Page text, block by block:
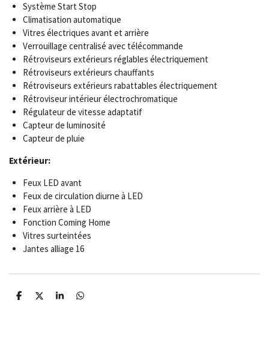
Système Start Stop
Climatisation automatique
Vitres électriques avant et arrière
Verrouillage centralisé avec télécommande
Rétroviseurs extérieurs réglables électriquement
Rétroviseurs extérieurs chauffants
Rétroviseurs extérieurs rabattables électriquement
Rétroviseur intérieur électrochromatique
Régulateur de vitesse adaptatif
Capteur de luminosité
Capteur de pluie
Extérieur:
Feux LED avant
Feux de circulation diurne à LED
Feux arrière à LED
Fonction Coming Home
Vitres surteintées
Jantes alliage 16
P
P
P
P